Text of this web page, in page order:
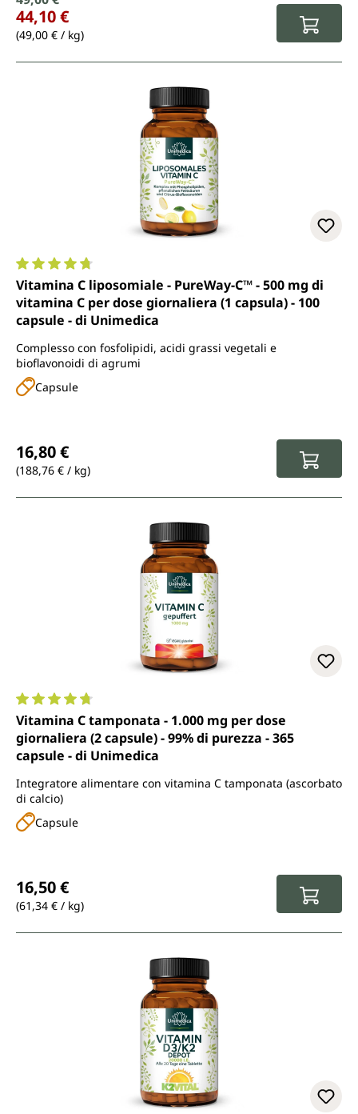
44,10 €
(49,00 € / kg)
Valutazione media di 4.7 su 5 stelle
Vitamina C liposomiale - PureWay-C™ - 500 mg di
vitamina C per dose giornaliera (1 capsula) - 100
capsule - di Unimedica
Complesso con fosfolipidi, acidi grassi vegetali e
bioflavonoidi di agrumi
Capsule
16,80 €
(188,76 € / kg)
Valutazione media di 4.7 su 5 stelle
Vitamina C tamponata - 1.000 mg per dose
giornaliera (2 capsule) - 99% di purezza - 365
capsule - di Unimedica
Integratore alimentare con vitamina C tamponata (ascorbato
di calcio)
Capsule
16,50 €
(61,34 € / kg)